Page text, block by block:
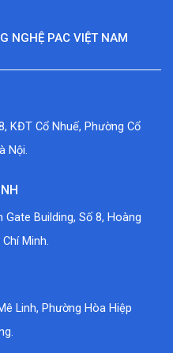
NGHỆ PAC VIỆT NAM
KĐT Cổ Nhuế, Phường Cổ
Nội.
Building, Số 8, Hoàng
Minh.
Linh, Phường Hòa Hiệp